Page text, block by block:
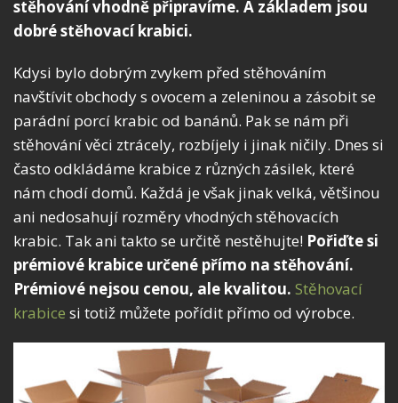
stěhování vhodně připravíme. A základem jsou
dobré stěhovací krabici.
Kdysi bylo dobrým zvykem před stěhováním
navštívit obchody s ovocem a zeleninou a zásobit se
parádní porcí krabic od banánů. Pak se nám při
stěhování věci ztrácely, rozbíjely i jinak ničily. Dnes si
často odkládáme krabice z různých zásilek, které
nám chodí domů. Každá je však jinak velká, většinou
ani nedosahují rozměry vhodných stěhovacích
krabic. Tak ani takto se určitě nestěhujte! Pořiďte si
prémiové krabice určené přímo na stěhování.
Prémiové nejsou cenou, ale kvalitou. Stěhovací
krabice si totiž můžete pořídit přímo od výrobce.